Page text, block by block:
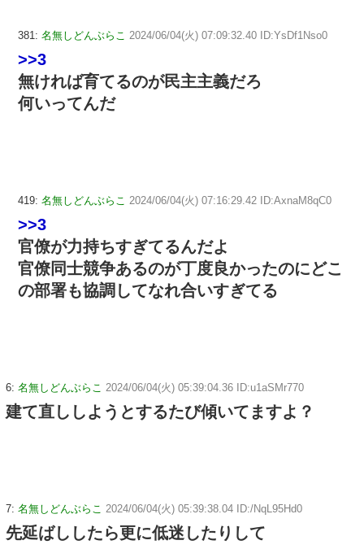
381: 名無しどんぶらこ 2024/06/04(火) 07:09:32.40 ID:YsDf1Nso0
>>3
無ければ育てるのが民主主義だろ
何いってんだ
419: 名無しどんぶらこ 2024/06/04(火) 07:16:29.42 ID:AxnaM8qC0
>>3
官僚が力持ちすぎてるんだよ
官僚同士競争あるのが丁度良かったのにどこ
の部署も協調してなれ合いすぎてる
6: 名無しどんぶらこ 2024/06/04(火) 05:39:04.36 ID:u1aSMr770
建て直ししようとするたび傾いてますよ？
7: 名無しどんぶらこ 2024/06/04(火) 05:39:38.04 ID:/NqL95Hd0
先延ばししたら更に低迷したりして